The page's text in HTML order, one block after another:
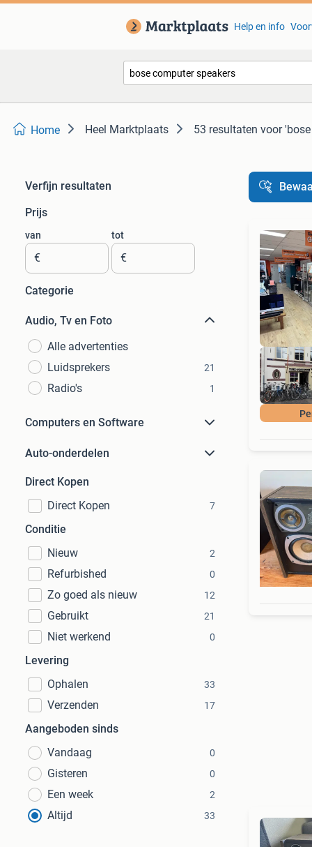
Help en info
Home Heel Marktplaats 53 resultaten voor
Verfijn resultaten
Prijs
van
€
tot
€
Categorie
Audio, Tv en Foto
Alle advertenties
Luidsprekers
21
Radio's 1
Computers en Software
Auto-onderdelen
Direct Kopen
Direct Kopen
7
Conditie
Nieuw
2
Refurbished 0
Zo goed als nieuw 12
Gebruikt 21
Niet werkend 0
Levering
Ophalen
33
Verzenden 17
Aangeboden sinds
Vandaag
0
Gisteren 0
Een week 2
Altijd 33